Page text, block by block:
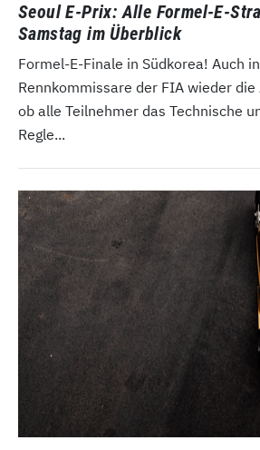
Seoul E-Prix: Alle Formel-E-
Samstag im Überblick
Formel-E-Finale in Südkorea! Auch
Rennkommissare der FIA wieder die
ob alle Teilnehmer das Technische
Regle...